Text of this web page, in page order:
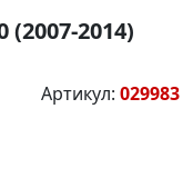
2014)
Артикул: 029983